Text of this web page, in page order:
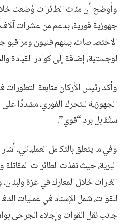
وأوضح أن مئات الطائرات وُضعت
جهوزية فورية، بدعم من عشرات
الاختصاصات، بينهم فنيون
لوجستية، إضافة إلى كوادر القيادة
وأكد رئيس الأركان متابعة
الجهوزية للتحرك الفوري، مشددًا
ستُقابل برد “قوي”.
وفي ما يتعلق بالتكامل العملياتي،
البرية، حيث نفذت الطائرات
الغارات خلال المعارك في غزة
للقوات، شمل الإسناد في عمليات
جانب نقل القوات وإجلاء الجرحى